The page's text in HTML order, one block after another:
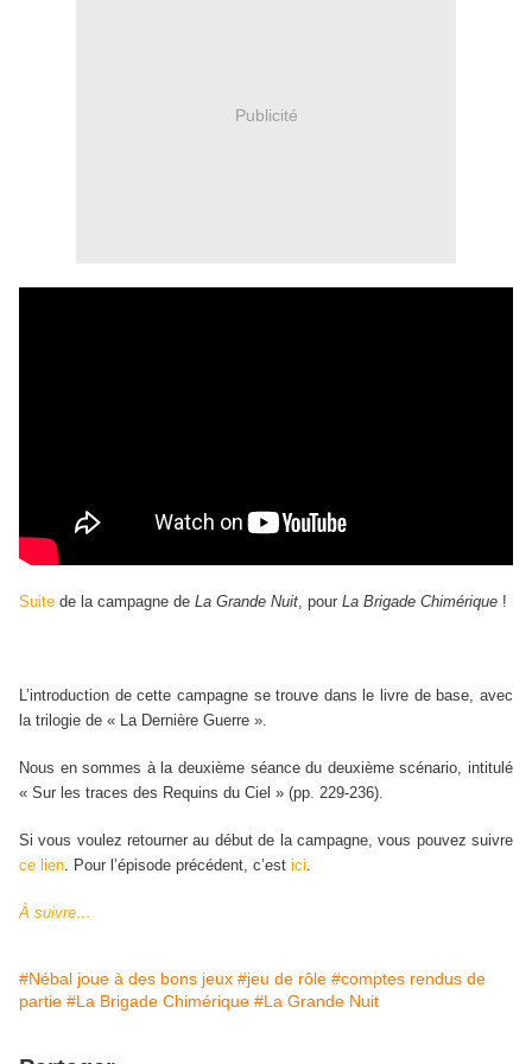
Publicité
Suite de la campagne de La Grande Nuit, pour La Brigade Chimérique !
L’introduction de cette campagne se trouve dans le livre de base, avec
la trilogie de « La Dernière Guerre ».
Nous en sommes à la deuxième séance du deuxième scénario, intitulé
« Sur les traces des Requins du Ciel » (pp. 229-236).
Si vous voulez retourner au début de la campagne, vous pouvez suivre
ce lien. Pour l’épisode précédent, c’est ici.
À suivre…
#Nébal joue à des bons jeux #jeu de rôle #comptes rendus de
partie #La Brigade Chimérique #La Grande Nuit